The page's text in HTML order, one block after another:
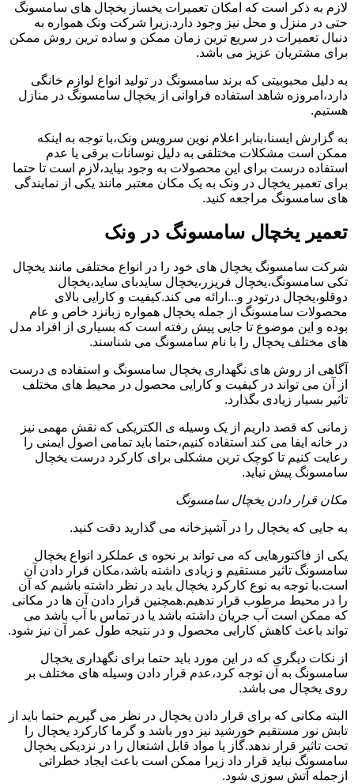
لازم به ذکر است که امکان تعمیرات یخساز یخچال های سامسونگ
حتی در منزل و محل نیز وجود دارد.زیرا شرکت ونک همواره به
دنبال تعمیرات در سریع ترین زمان ممکن و ساده ترین روش ممکن
برای مشتریان عزیز می باشد.
به دلیل محبوبیتی که برند سامسونگ در تولید انواع لوازم خانگی
دارد،امروزه شاهد استفاده فراوانی از یخچال سامسونگ در منازل
هستیم.
به گزارش ایسنا،بنابر اعلام نوین سرویس ونک،با توجه به اینکه
ممکن است مشکلات مختلفی به دلیل نوسانات برقی یا عدم
استفاده درست برای این محصولات به وجود بیاید،لازم است تا حتما
برای تعمیر یخچال در ونک به یک مکان معتبر مانند یکی از نمایندگی
های سامسونگ مراجعه کنید.
تعمیر یخچال سامسونگ در ونک
شرکت سامسونگ یخچال های خود را در انواع مختلفی مانند یخچال
تکی سامسونگ،یخچال فریزر،یخچال سایدبای ساید،یخچال
دوقلو،یخچال درتودر و...ارائه می کند.کیفیت و کارایی بالای
محصولات سامسونگ از جمله یخچال همواره زبانزد خاص و عام
بوده و این موضوع تا جایی پیش رفته است که بسیاری از افراد مدل
های مختلف یخچال را با نام سامسونگ می شناسند.
آگاهی از روش های نگهداری یخچال سامسونگ و استفاده ی درست
از آن می تواند در کیفیت و کارایی محصول در محیط های مختلف
تاثیر بسیار زیادی بگذارد.
زمانی که قصد داریم از یک وسیله ی الکتریکی که نقش مهمی نیز
در خانه ایفا می کند استفاده کنیم،حتما باید تمامی اصول ایمنی را
رعایت کنیم تا کوچک ترین مشکلی برای کارکرد درست یخچال
سامسونگ پیش نیاید.
مکان قرار دادن یخچال سامسونگ
به جایی که یخچال را در آشپزخانه می گذارید دقت کنید.
یکی از فاکتورهایی که می تواند بر نحوه ی عملکرد انواع یخچال
سامسونگ تاثیر مستقیم و زیادی داشته باشد،مکان قرار دادن آن
است.با توجه به نوع کارکرد یخچال باید در نظر داشته باشیم که آن
را در محیط مرطوب قرار ندهیم.همچنین قرار دادن آن ها در مکانی
که ممکن است آب جریان داشته باشد یا در تماس با آب باشد می
تواند باعث کاهش کارایی محصول و در نتیجه طول عمر آن نیز شود.
از نکات دیگری که در این مورد باید حتما برای نگهداری یخچال
سامسونگ به آن توجه کرد،عدم قرار دادن وسیله های مختلف بر
روی یخچال می باشد.
البته مکانی که برای قرار دادن یخچال در نظر می گیریم حتما باید از
تابش نور مستقیم خورشید نیز دور باشد و گرما کارکرد یخچال را
تحت تاثیر قرار ندهد.گاز یا مواد قابل اشتعال را در نزدیکی یخچال
سامسونگ نباید قرار داد زیرا ممکن است باعث ایجاد خطراتی
ازجمله آتش سوزی شود.